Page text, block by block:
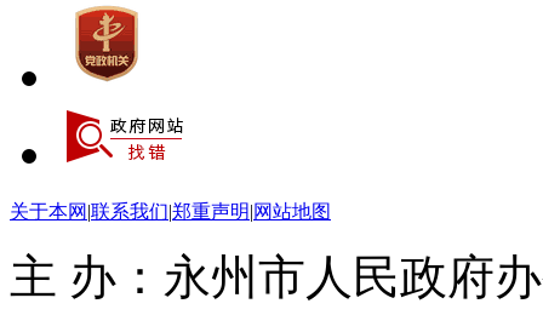
关于本网 |联系我们|郑重声明|网站地图
主 办：永州市人民政府